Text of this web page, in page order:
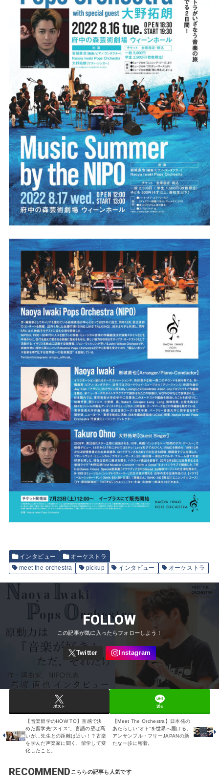
インタビュー
オーケストラ
meet the orchestra
pickup インタビュー オーケストラ
FOLLOW
ポスト 送る
【音楽留学のHOW TO】直感で決
めた留学先"スイス"。言語の壁は高
いが…先生との距離は近い！？古楽
を学んだ声楽家に聞く、留学して変
化したこと。
【Meet The Orchestra】日本発の
あたらしい“オト”を世界へ届ける。
アンサンブル・フリーJAPANの新
たな一歩に密着。
RECOMMEND